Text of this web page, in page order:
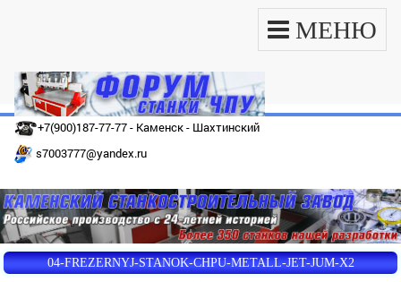
МЕНЮ
+7(900)187-77-77 - Каменск - Шахтинский
s7003777@yandex.ru
04-FREZERNYJ-STANOK-CHPU-METALL-JET-JUM-X2